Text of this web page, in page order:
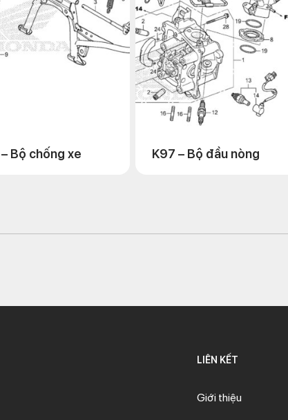
Bộ chống xe K97 – Bộ đầu nòng
LIÊN KẾT
Giới thiệu